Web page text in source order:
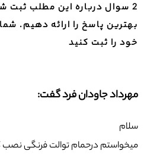
2 سوال درباره این مطلب
بهترین پاسخ را ارائه دهیم.
خود را ثبت کنید
مهرداد جاودان فرد گفت:
سلام
میخواستم درحمام توالت فرنگی